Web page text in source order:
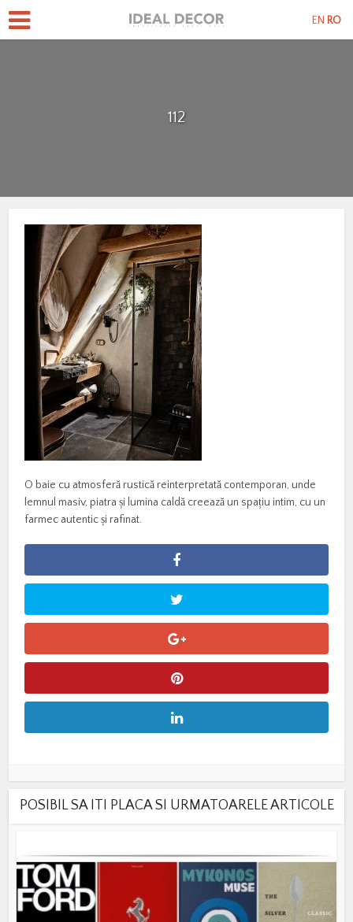
112
O baie cu atmosferă rustică reinterpretată contemporan, unde
lemnul masiv, piatra și lumina caldă creează un spațiu intim, cu un
farmec autentic și rafinat.
POSIBIL SA ITI PLACA SI URMATOARELE ARTICOLE
EN RO